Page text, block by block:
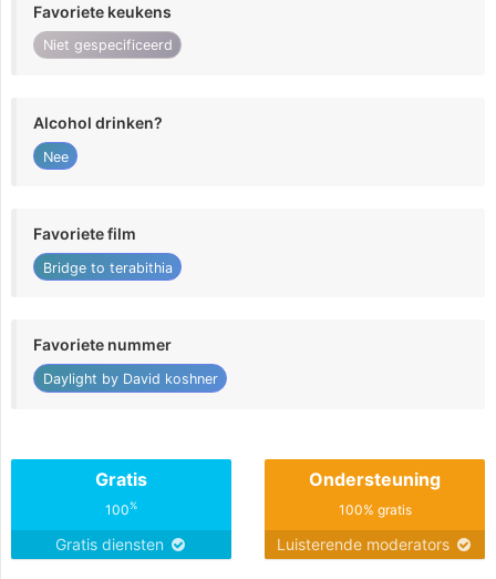
Favoriete keukens
Niet gespecificeerd
Alcohol drinken?
Nee
Favoriete film
Bridge to terabithia
Favoriete nummer
Daylight by David koshner
Gratis
100%
Gratis diensten
Ondersteuning
100% gratis
Luisterende moderators